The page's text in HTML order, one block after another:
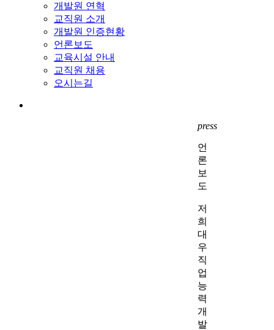
개발원 연혁
교직원 소개
개발원 인증현황
언론보도
교육시설 안내
교직원 채용
오시는길
press
언
론
보
도
저
희
대
우
직
업
능
력
개
발